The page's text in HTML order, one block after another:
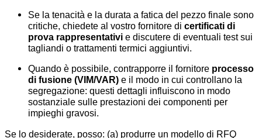
Se la tenacità e la durata a fatica del pezzo finale sono
critiche, chiedete al vostro fornitore di certificati di
prova rappresentativi e discutere di eventuali test sui
tagliandi o trattamenti termici aggiuntivi.
Quando è possibile, contrapporre il fornitore processo
di fusione (VIM/VAR) e il modo in cui controllano la
segregazione: questi dettagli influiscono in modo
sostanziale sulle prestazioni dei componenti per
impieghi gravosi.
Se lo desiderate, posso: (a) produrre un modello di RFQ